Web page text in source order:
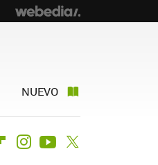
NUEVO
FlipboardInstagramYoutube